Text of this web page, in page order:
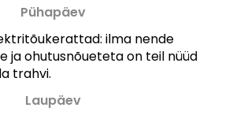
Pühapäev
ilma nende
ja ohutusnõueteta on teil nüüd
trahvi.
Laupäev